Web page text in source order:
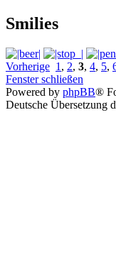
Smilies
Vorherige 1 , 2, 3, 4, 5,
Fenster schließen
Powered by phpBB®
Deutsche Übersetzung